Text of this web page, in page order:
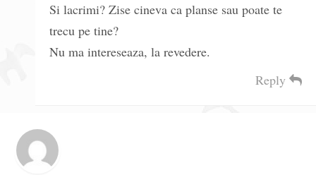
Si lacrimi? Zise cineva ca planse sau poate te
trecu pe tine?
Nu ma intereseaza, la revedere.
Reply